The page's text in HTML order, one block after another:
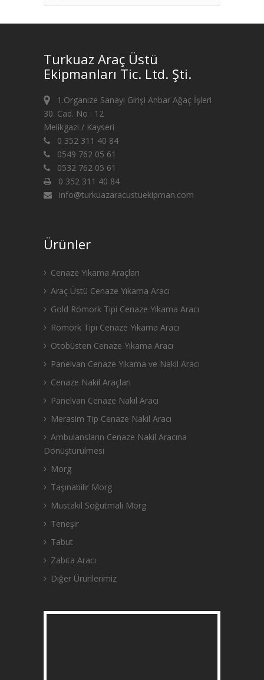
Turkuaz Araç Üstü
Ekipmanları Tic. Ltd. Şti.
1.Organize Sanayi Girişi Anbar Ağaç İşleri
30. Cad. No : 12
Melikgazi / Kayseri
0 352 311 40 84
0549 762 05 61
0532 762 05 61
0 352 311 40 84
info@turkuazaracustuekipman.com
Ürünler
Cenaze Yıkama Araçları
Araç Üstü Cenaze Yıkama Aracı
Gold Römork Tipi Cenaze Yıkama Aracı
Römork Tipi Cenaze Yıkama Aracı
Otobüsten Cenaze Yıkama Aracı
Panelvan Cenaze Yıkama ve Nakil Aracı
Cenaze Nakil Araçları
Panelvan Cenaze Nakil Aracı
Merasim Tip Cenaze Nakil Aracı
Ambulansların Cenaze Nakil Aracına
Dönüştürülmesi
Morg
Taşınabilir Morg
Müstakil Soğutmalı Morg
Teneşir
Tabut
Zabıta Aracı
Diğer Ürünlerimiz